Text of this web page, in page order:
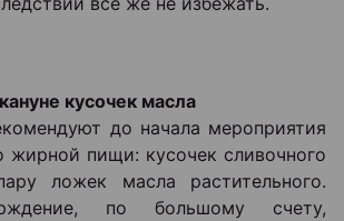
кусочек масла
до начала мероприятия
жирной пищи: кусочек сливочного
ложек масла растительного.
по большому счету,